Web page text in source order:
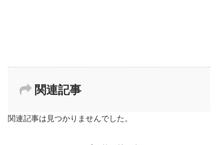
関連記事
関連記事は見つかりませんでした。